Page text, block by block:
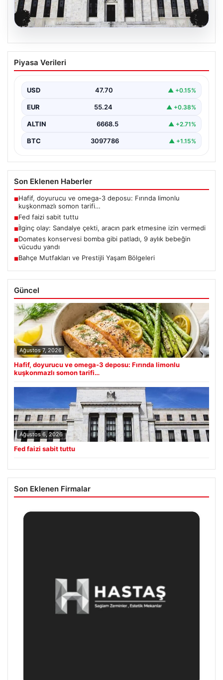
06.08.2026
Fed faizi sabit tuttu
Piyasa Verileri
USD 47.70 ▲ +0.15%
EUR 55.24 ▲ +0.38%
ALTIN 6668.5 ▲ +2.71%
BTC 3097786 ▲ +1.15%
Son Eklenen Haberler
■Hafif, doyurucu ve omega-3 deposu: Fırında limonlu
kuşkonmazlı somon tarifi…
■Fed faizi sabit tuttu
■İlginç olay: Sandalye çekti, aracın park etmesine izin vermedi
■Domates konservesi bomba gibi patladı, 9 aylık bebeğin
vücudu yandı
■Bahçe Mutfakları ve Prestijli Yaşam Bölgeleri
Güncel
Ağustos 7, 2026
Hafif, doyurucu ve omega-3 deposu: Fırında limonlu
kuşkonmazlı somon tarifi…
Ağustos 6, 2026
Fed faizi sabit tuttu
Son Eklenen Firmalar